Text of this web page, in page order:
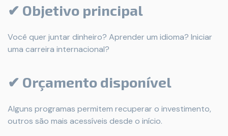
✔ Objetivo principal
Você quer juntar dinheiro? Aprender um idioma? Iniciar
uma carreira internacional?
✔ Orçamento disponível
Alguns programas permitem recuperar o investimento,
outros são mais acessíveis desde o início.